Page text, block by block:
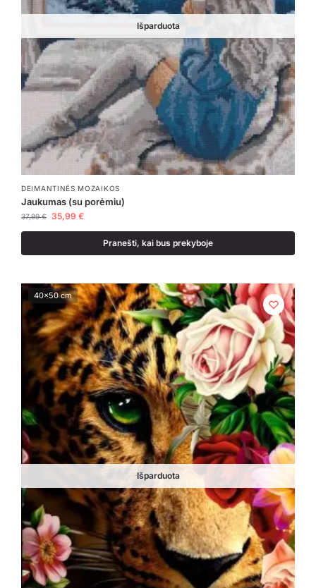
Išparduota
DEIMANTINĖS MOZAIKOS
Jaukumas (su porėmiu)
37,99€ 35,99 €
Pranešti, kai bus prekyboje
40x50 cm
Išparduota